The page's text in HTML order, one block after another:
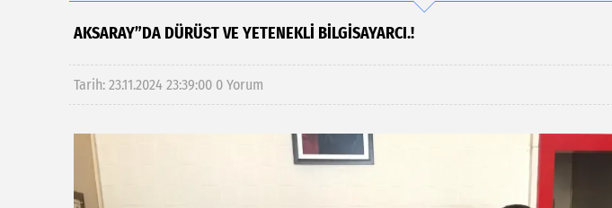
AKSARAY”DA DÜRÜST VE YETENEKLİ BİLGİSAYARCI.!
Tarih: 23.11.2024 23:39:00 0 Yorum